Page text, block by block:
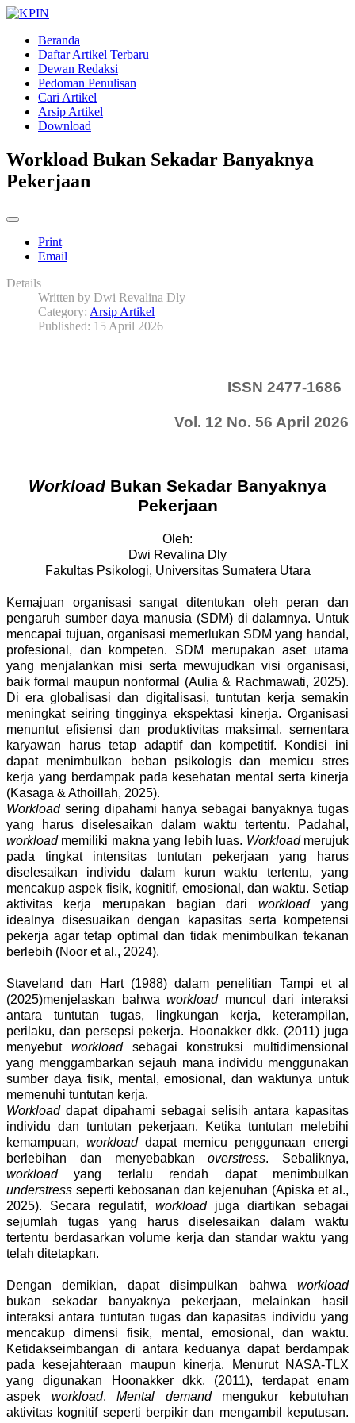
Beranda
Daftar Artikel Terbaru
Dewan Redaksi
Pedoman Penulisan
Cari Artikel
Arsip Artikel
Download
Workload Bukan Sekadar Banyaknya
Pekerjaan
Print
Email
Details
Written by Dwi Revalina Dly
Category: Arsip Artikel
Published: 15 April 2026
ISSN 2477-1686
Vol. 12 No. 56 April 2026
Workload Bukan Sekadar Banyaknya
Pekerjaan
Oleh:
Dwi Revalina Dly
Fakultas Psikologi, Universitas Sumatera Utara
Kemajuan organisasi sangat ditentukan oleh peran dan
pengaruh sumber daya manusia (SDM) di dalamnya. Untuk
mencapai tujuan, organisasi memerlukan SDM yang handal,
profesional, dan kompeten. SDM merupakan aset utama
yang menjalankan misi serta mewujudkan visi organisasi,
baik formal maupun nonformal (Aulia & Rachmawati, 2025).
Di era globalisasi dan digitalisasi, tuntutan kerja semakin
meningkat seiring tingginya ekspektasi kinerja. Organisasi
menuntut efisiensi dan produktivitas maksimal, sementara
karyawan harus tetap adaptif dan kompetitif. Kondisi ini
dapat menimbulkan beban psikologis dan memicu stres
kerja yang berdampak pada kesehatan mental serta kinerja
(Kasaga & Athoillah, 2025).
Workloadsering dipahami hanya sebagai banyaknya tugas
yang harus diselesaikan dalam waktu tertentu. Padahal,
workloadmemiliki makna yang lebih luas. Workloadmerujuk
pada tingkat intensitas tuntutan pekerjaan yang harus
diselesaikan individu dalam kurun waktu tertentu, yang
mencakup aspek fisik, kognitif, emosional, dan waktu. Setiap
aktivitas kerja merupakan bagian dariworkloadyang
idealnya disesuaikan dengan kapasitas serta kompetensi
pekerja agar tetap optimal dan tidak menimbulkan tekanan
berlebih (Noor et al., 2024).
Staveland dan Hart (1988) dalam penelitian Tampi et al
(2025)menjelaskan bahwaworkloadmuncul dari interaksi
antara tuntutan tugas, lingkungan kerja, keterampilan,
perilaku, dan persepsi pekerja. Hoonakker dkk. (2011) juga
menyebut workloadsebagai konstruksi multidimensional
yang menggambarkan sejauh mana individu menggunakan
sumber daya fisik, mental, emosional, dan waktunya untuk
memenuhi tuntutan kerja.
Workloaddapat dipahami sebagai selisih antara kapasitas
individu dan tuntutan pekerjaan. Ketika tuntutan melebihi
kemampuan, workloaddapat memicu penggunaan energi
berlebihan dan menyebabkanoverstress. Sebaliknya,
workloadyang terlalu rendah dapat menimbulkan
understress seperti kebosanan dan kejenuhan (Apiska et al.,
2025). Secara regulatif, workloadjuga diartikan sebagai
sejumlah tugas yang harus diselesaikan dalam waktu
tertentu berdasarkan volume kerja dan standar waktu yang
telah ditetapkan.
Dengan demikian, dapat disimpulkan bahwa workload
bukan sekadar banyaknya pekerjaan, melainkan hasil
interaksi antara tuntutan tugas dan kapasitas individu yang
mencakup dimensi fisik, mental, emosional, dan waktu.
Ketidakseimbangan di antara keduanya dapat berdampak
pada kesejahteraan maupun kinerja. Menurut NASA-TLX
yang digunakan Hoonakker dkk. (2011), terdapat enam
aspek workload.Mental demandmengukur kebutuhan
aktivitas kognitif seperti berpikir dan mengambil keputusan.